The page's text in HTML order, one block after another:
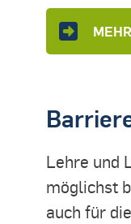
MEHR
Lehre und
möglichst
auch für